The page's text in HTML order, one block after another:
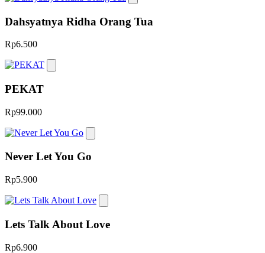
Dahsyatnya Ridha Orang Tua
Rp6.500
PEKAT
Rp99.000
Never Let You Go
Rp5.900
Lets Talk About Love
Rp6.900